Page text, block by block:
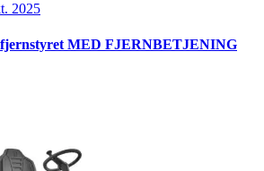
2025
MED FJERNBETJENING